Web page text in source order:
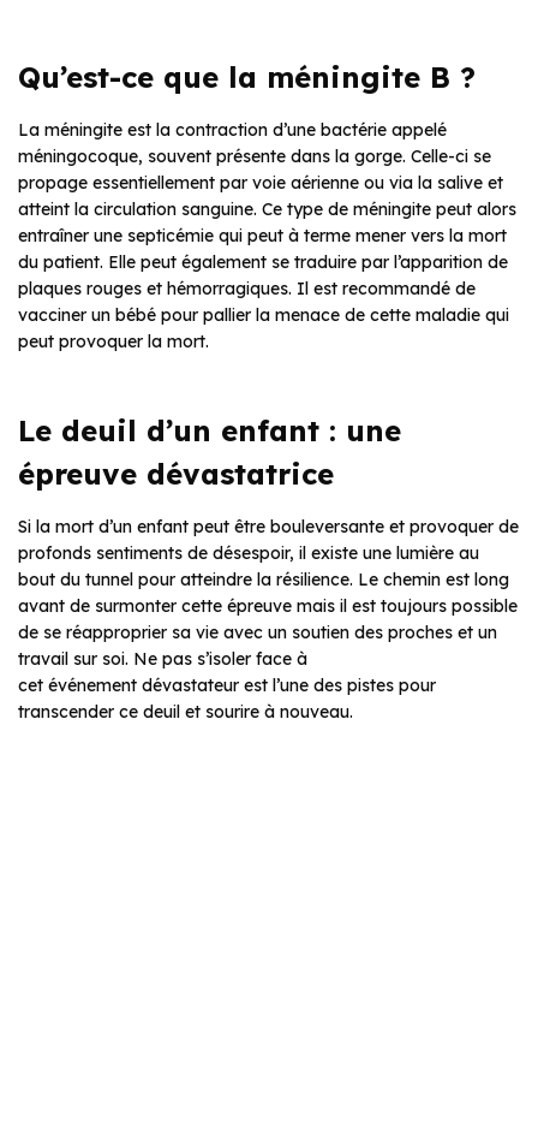
Qu’est-ce que la méningite B ?
La méningite est la contraction d’une bactérie appelé
méningocoque, souvent présente dans la gorge. Celle-ci se
propage essentiellement par voie aérienne ou via la salive et
atteint la circulation sanguine. Ce type de méningite peut alors
entraîner une septicémie qui peut à terme mener vers la mort
du patient. Elle peut également se traduire par l’apparition de
plaques rouges et hémorragiques. Il est recommandé de
vacciner un bébé pour pallier la menace de cette maladie qui
peut provoquer la mort.
Le deuil d’un enfant : une
épreuve dévastatrice
Si la mort d’un enfant peut être bouleversante et provoquer de
profonds sentiments de désespoir, il existe une lumière au
bout du tunnel pour atteindre la résilience. Le chemin est long
avant de surmonter cette épreuve mais il est toujours possible
de se réapproprier sa vie avec un soutien des proches et un
travail sur soi. Ne pas s’isoler face à
cet événement dévastateur est l’une des pistes pour
transcender ce deuil et sourire à nouveau.